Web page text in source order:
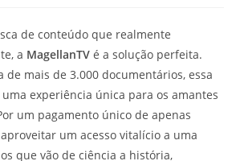
de conteúdo que realmente
a MagellanTV é a solução perfeita.
de mais de 3.000 documentários, essa
experiência única para os amantes
um pagamento único de apenas
um acesso vitalício a uma
que vão de ciência a história,